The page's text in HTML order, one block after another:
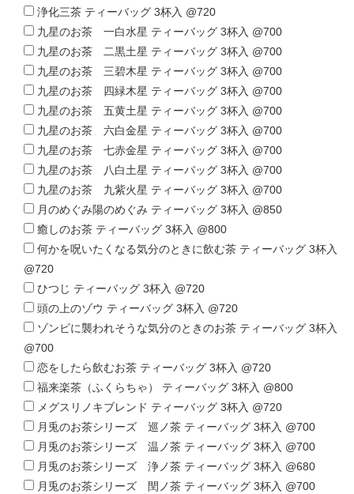
浄化三茶 ティーバッグ 3杯入 @720
九星のお茶 一白水星 ティーバッグ 3杯入 @700
九星のお茶 二黒土星 ティーバッグ 3杯入 @700
九星のお茶 三碧木星 ティーバッグ 3杯入 @700
九星のお茶 四緑木星 ティーバッグ 3杯入 @700
九星のお茶 五黄土星 ティーバッグ 3杯入 @700
九星のお茶 六白金星 ティーバッグ 3杯入 @700
九星のお茶 七赤金星 ティーバッグ 3杯入 @700
九星のお茶 八白土星 ティーバッグ 3杯入 @700
九星のお茶 九紫火星 ティーバッグ 3杯入 @700
月のめぐみ陽のめぐみ ティーバッグ 3杯入 @850
癒しのお茶 ティーバッグ 3杯入 @800
何かを呪いたくなる気分のときに飲む茶 ティーバッグ 3杯入
@720
ひつじ ティーバッグ 3杯入 @720
頭の上のゾウ ティーバッグ 3杯入 @720
ゾンビに襲われそうな気分のときのお茶 ティーバッグ 3杯入
@700
恋をしたら飲むお茶 ティーバッグ 3杯入 @720
福来楽茶（ふくらちゃ） ティーバッグ 3杯入 @800
メグスリノキブレンド ティーバッグ 3杯入 @720
月兎のお茶シリーズ 巡ノ茶 ティーバッグ 3杯入 @700
月兎のお茶シリーズ 温ノ茶 ティーバッグ 3杯入 @700
月兎のお茶シリーズ 浄ノ茶 ティーバッグ 3杯入 @680
月兎のお茶シリーズ 閏ノ茶 ティーバッグ 3杯入 @700